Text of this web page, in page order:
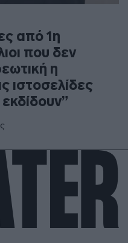
από 1η
που δεν
η
ιστοσελίδες